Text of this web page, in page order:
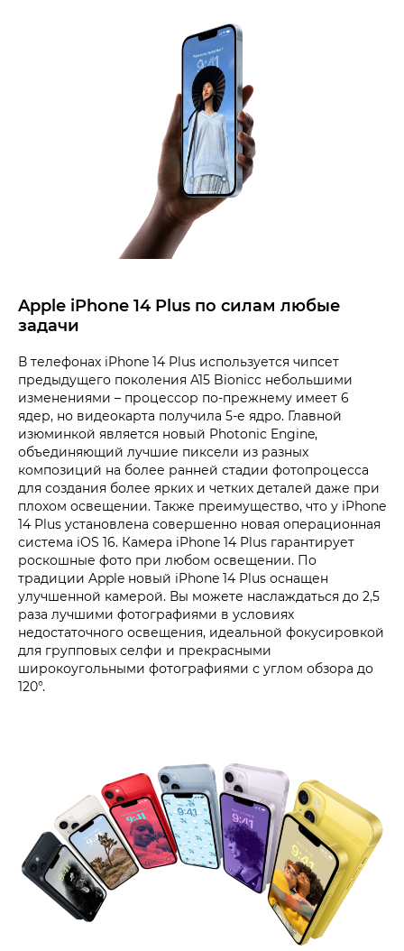
Apple iPhone 14 Plus по силам любые
задачи
В телефонах iPhone 14 Plus используется чипсет
предыдущего поколения A15 Bionicс небольшими
изменениями – процессор по-прежнему имеет 6
ядер, но видеокарта получила 5-е ядро. Главной
изюминкой является новый Photonic Engine,
объединяющий лучшие пиксели из разных
композиций на более ранней стадии фотопроцесса
для создания более ярких и четких деталей даже при
плохом освещении. Также преимущество, что у iPhone
14 Plus установлена ​​совершенно новая операционная
система iOS 16. Камера iPhone 14 Plus гарантирует
роскошные фото при любом освещении. По
традиции Apple новый iPhone 14 Plus оснащен
улучшенной камерой. Вы можете наслаждаться до 2,5
раза лучшими фотографиями в условиях
недостаточного освещения, идеальной фокусировкой
для групповых селфи и прекрасными
широкоугольными фотографиями с углом обзора до
120°.